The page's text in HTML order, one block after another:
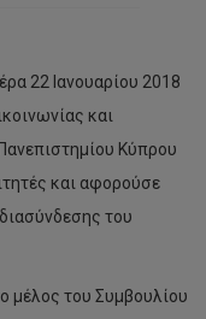
22 Ιανουαρίου 2018
και
Κύπρου
και αφορούσε
του
μέλος του Συμβουλίου